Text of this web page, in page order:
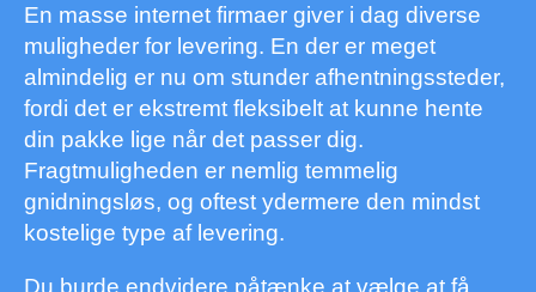
En masse internet firmaer giver i dag diverse
muligheder for levering. En der er meget
almindelig er nu om stunder afhentningssteder,
fordi det er ekstremt fleksibelt at kunne hente
din pakke lige når det passer dig.
Fragtmuligheden er nemlig temmelig
gnidningsløs, og oftest ydermere den mindst
kostelige type af levering.
Du burde endvidere påtænke at vælge at få